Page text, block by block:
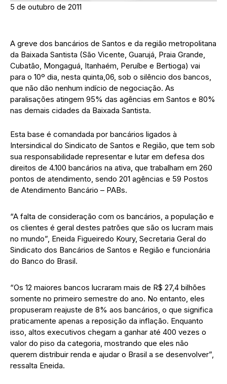
5 de outubro de 2011
A greve dos bancários de Santos e da região metropolitana
da Baixada Santista (São Vicente, Guarujá, Praia Grande,
Cubatão, Mongaguá, Itanhaém, Peruíbe e Bertioga) vai
para o 10º dia, nesta quinta,06, sob o silêncio dos bancos,
que não dão nenhum indício de negociação. As
paralisações atingem 95% das agências em Santos e 80%
nas demais cidades da Baixada Santista.
Esta base é comandada por bancários ligados à
Intersindical do Sindicato de Santos e Região, que tem sob
sua responsabilidade representar e lutar em defesa dos
direitos de 4.100 bancários na ativa, que trabalham em 260
pontos de atendimento, sendo 201 agências e 59 Postos
de Atendimento Bancário – PABs.
“A falta de consideração com os bancários, a população e
os clientes é geral destes patrões que são os lucram mais
no mundo”, Eneida Figueiredo Koury, Secretaria Geral do
Sindicato dos Bancários de Santos e Região e funcionária
do Banco do Brasil.
“Os 12 maiores bancos lucraram mais de R$ 27,4 bilhões
somente no primeiro semestre do ano. No entanto, eles
propuseram reajuste de 8% aos bancários, o que significa
praticamente apenas a reposição da inflação. Enquanto
isso, altos executivos chegam a ganhar até 400 vezes o
valor do piso da categoria, mostrando que eles não
querem distribuir renda e ajudar o Brasil a se desenvolver”,
ressalta Eneida.